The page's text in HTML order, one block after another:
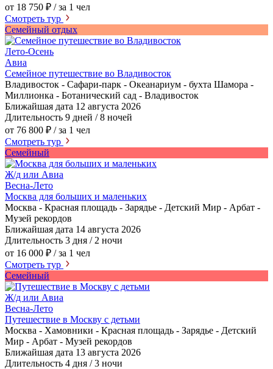
от 18 750 ₽ / за 1 чел
Смотреть тур
Семейный отдых
Лето-Осень
Авиа
Семейное путешествие во Владивосток
Владивосток - Сафари-парк - Океанариум - бухта Шамора -
Миллионка - Ботанический сад - Владивосток
Ближайшая дата 12 августа 2026
Длительность 9 дней / 8 ночей
от 76 800 ₽ / за 1 чел
Смотреть тур
Семейный
Ж/д или Авиа
Весна-Лето
Москва для больших и маленьких
Москва - Красная площадь - Зарядье - Детский Мир - Арбат -
Музей рекордов
Ближайшая дата 14 августа 2026
Длительность 3 дня / 2 ночи
от 16 000 ₽ / за 1 чел
Смотреть тур
Семейный
Ж/д или Авиа
Весна-Лето
Путешествие в Москву с детьми
Москва - Хамовники - Красная площадь - Зарядье - Детский
Мир - Арбат - Музей рекордов
Ближайшая дата 13 августа 2026
Длительность 4 дня / 3 ночи